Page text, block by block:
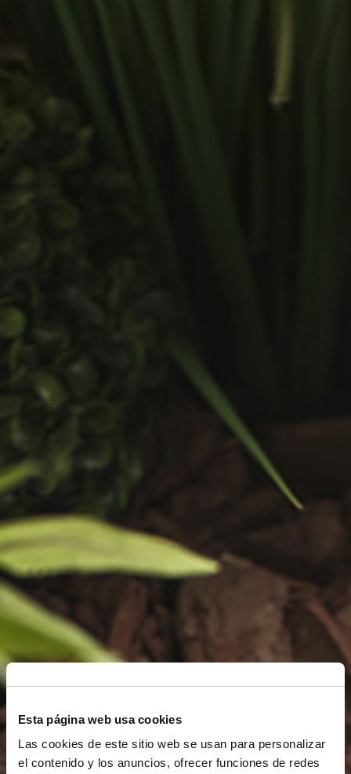
Esta página web usa cookies
Las cookies de este sitio web se usan para personalizar
el contenido y los anuncios, ofrecer funciones de redes